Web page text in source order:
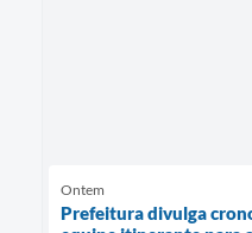
Ontem
Prefeitura divulga